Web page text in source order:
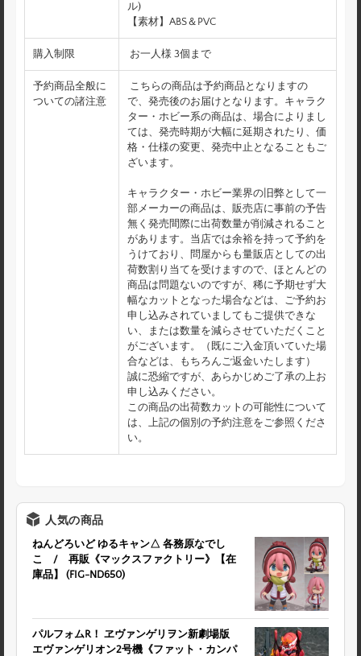
ル)
【素材】ABS＆PVC
購入制限 お一人様 3個まで
予約商品全般に
ついての諸注意
こちらの商品は予約商品となりますの
で、発売後のお届けとなります。キャラク
ター・ホビー系の商品は、場合によりまし
ては、発売時期が大幅に延期されたり、価
格・仕様の変更、発売中止となることもご
ざいます。
キャラクター・ホビー業界の旧弊として一
部メーカーの商品は、販売店に事前の予告
無く発売間際に出荷数量が削減されること
があります。当店では余裕を持って予約を
うけており、問屋からも量販店としての出
荷数割り当てを受けますので、ほとんどの
商品は問題ないのですが、稀に予期せず大
幅なカットとなった場合などは、ご予約お
申し込みされていましてもご提供できな
い、または数量を減らさせていただくこと
がございます。（既にご入金頂いていた場
合などは、もちろんご返金いたします）
誠に恐縮ですが、あらかじめご了承の上お
申し込みください。
この商品の出荷数カットの可能性について
は、上記の個別の予約注意をご参照くださ
い。
人気の商品
ねんどろいど ゆるキャン△ 各務原なでし
こ / 再販《マックスファクトリー》【在
庫品】 (FIG-ND650)
パルフォムR！ ヱヴァンゲリヲン新劇場版
エヴァンゲリオン2号機《ファット・カンパ